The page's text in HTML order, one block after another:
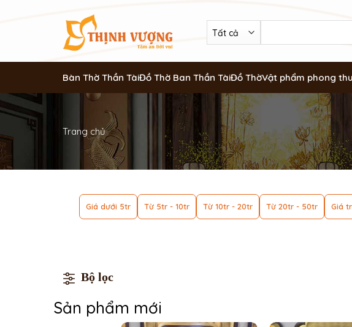
Bàn Thờ Thần TàiĐồ Thờ Ban Thần TàiĐồ ThờVật phẩm phong
Trang chủ
Giá dưới 5tr Từ 5tr - 10tr Từ 10tr - 20tr Từ 20tr - 50tr Giá
Bộ lọc
Sản phẩm mới